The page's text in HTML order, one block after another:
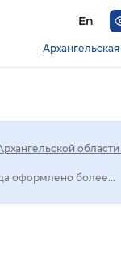
En
оформлено более...